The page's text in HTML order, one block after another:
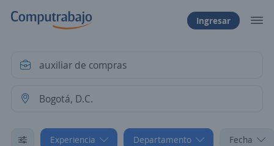
Ingresar
Experiencia Departamento Fecha